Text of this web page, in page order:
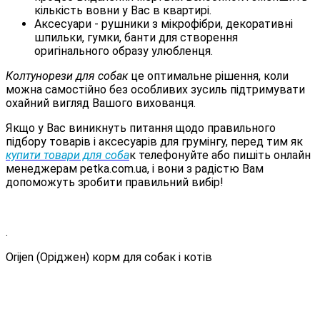
кількість вовни у Вас в квартирі.
Аксесуари - рушники з мікрофібри, декоративні
шпильки, гумки, банти для створення
оригінального образу улюбленця.
Колтунорези для собакце оптимальне рішення, коли
можна самостійно без особливих зусиль підтримувати
охайний вигляд Вашого вихованця.
Якщо у Вас виникнуть питання щодо правильного
підбору товарів і аксесуарів для грумінгу, перед тим як
купити товари для собак телефонуйте або пишіть онлайн
менеджерам petka.com.ua, і вони з радістю Вам
допоможуть зробити правильний вибір!
.
Orijen (Оріджен) корм для собак і котів